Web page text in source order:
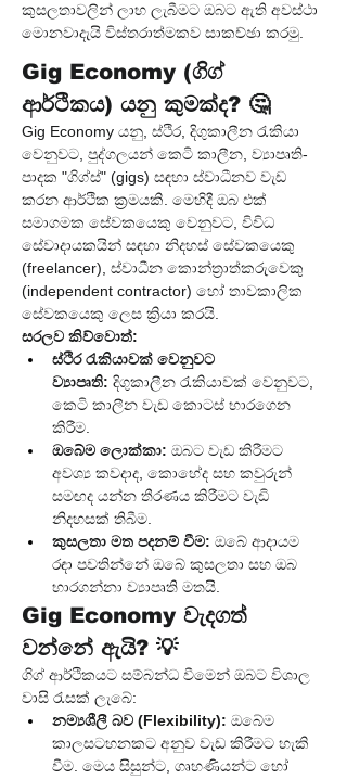
කුසලතාවලින් ලාභ ලැබීමට ඔබට ඇති අවස්ථා
මොනවාදැයි විස්තරාත්මකව සාකච්ඡා කරමු.
Gig Economy (ගිග්
ආර්ථිකය) යනු කුමක්ද? 🤔
Gig Economy යනු, ස්ථිර, දිගුකාලීන රැකියා
වෙනුවට, පුද්ගලයන් කෙටි කාලීන, ව්‍යාපෘති-
පාදක "ගිග්ස්" (gigs) සඳහා ස්වාධීනව වැඩ
කරන ආර්ථික ක්‍රමයකි. මෙහිදී ඔබ එක්
සමාගමක සේවකයෙකු වෙනුවට, විවිධ
සේවාදායකයින් සඳහා නිදහස් සේවකයෙකු
(freelancer), ස්වාධීන කොන්ත්‍රාත්කරුවෙකු
(independent contractor) හෝ තාවකාලික
සේවකයෙකු ලෙස ක්‍රියා කරයි.
සරලව කිව්වොත්:
ස්ථිර රැකියාවක් වෙනුවට
ව්‍යාපෘති: දිගුකාලීන රැකියාවක් වෙනුවට,
කෙටි කාලීන වැඩ කොටස් භාරගෙන
කිරීම.
ඔබේම ලොක්කා: ඔබට වැඩ කිරීමට
අවශ්‍ය කවදාද, කොහේද සහ කවුරුන්
සමඟද යන්න තීරණය කිරීමට වැඩි
නිදහසක් තිබීම.
කුසලතා මත පදනම් වීම: ඔබේ ආදායම
රඳා පවතින්නේ ඔබේ කුසලතා සහ ඔබ
භාරගන්නා ව්‍යාපෘති මතයි.
Gig Economy වැදගත්
වන්නේ ඇයි? 💡
ගිග් ආර්ථිකයට සම්බන්ධ වීමෙන් ඔබට විශාල
වාසි රැසක් ලැබේ:
නම්‍යශීලී බව (Flexibility): ඔබේම
කාලසටහනකට අනුව වැඩ කිරීමට හැකි
වීම. මෙය සිසුන්ට, ගෘහණියන්ට හෝ